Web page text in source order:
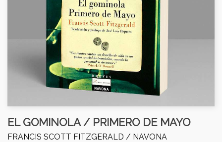
EL GOMINOLA / PRIMERO DE MAYO
FRANCIS SCOTT FITZGERALD / NAVONA